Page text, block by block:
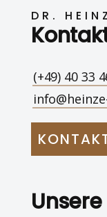
DR.
(+49) 40 33